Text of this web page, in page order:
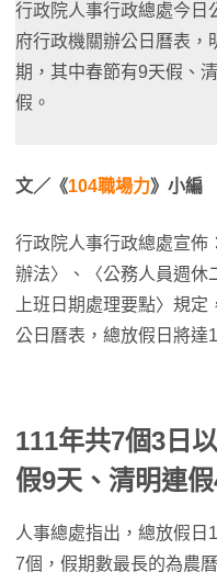
行政院人事行政總處今日
府行政機關辦公日曆表，
期，其中春節有9天假、
假。
文／《104職場力》小編
行政院人事行政總處宣佈
辦法〉、〈公務人員週休
上班日期處理要點〉規
公日曆表，總放假日將達
111年共7個3日
假9天、清明連
人事總處指出，總放假日
7個，假期數最長的為農